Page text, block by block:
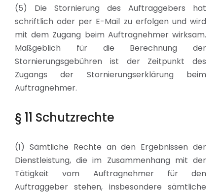
(5) Die Stornierung des Auftraggebers hat
schriftlich oder per E-Mail zu erfolgen und wird
mit dem Zugang beim Auftragnehmer wirksam.
Maßgeblich für die Berechnung der
Stornierungsgebühren ist der Zeitpunkt des
Zugangs der Stornierungserklärung beim
Auftragnehmer.
§ 11 Schutzrechte
(1) Sämtliche Rechte an den Ergebnissen der
Dienstleistung, die im Zusammenhang mit der
Tätigkeit vom Auftragnehmer für den
Auftraggeber stehen, insbesondere sämtliche